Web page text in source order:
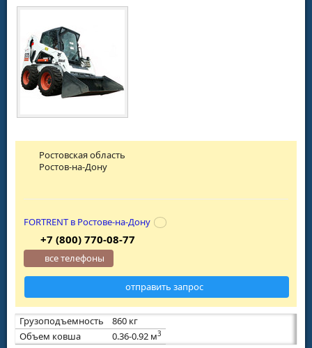
Грузоподъемность
860 кг
Объем ковша
0.36-0.92 м3
Ростовская область
Ростов-на-Дону
FORTRENT в Ростове-на-Дону
+7 (800) 770-08-77
все телефоны
отправить запрос